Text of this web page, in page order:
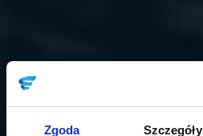
Zgoda Szczegóły